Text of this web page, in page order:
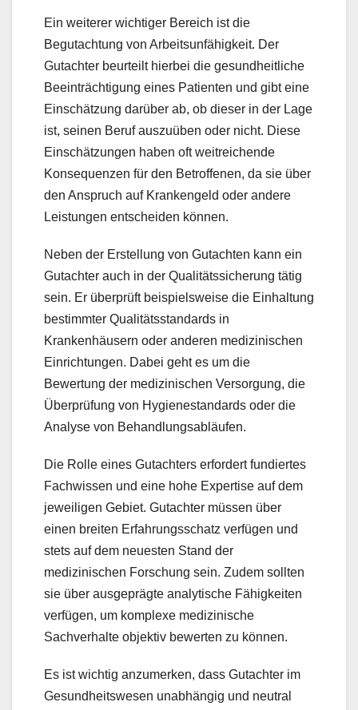
Ein weiterer wichtiger Bereich ist die
Begutachtung von Arbeitsunfähigkeit. Der
Gutachter beurteilt hierbei die gesundheitliche
Beeinträchtigung eines Patienten und gibt eine
Einschätzung darüber ab, ob dieser in der Lage
ist, seinen Beruf auszuüben oder nicht. Diese
Einschätzungen haben oft weitreichende
Konsequenzen für den Betroffenen, da sie über
den Anspruch auf Krankengeld oder andere
Leistungen entscheiden können.
Neben der Erstellung von Gutachten kann ein
Gutachter auch in der Qualitätssicherung tätig
sein. Er überprüft beispielsweise die Einhaltung
bestimmter Qualitätsstandards in
Krankenhäusern oder anderen medizinischen
Einrichtungen. Dabei geht es um die
Bewertung der medizinischen Versorgung, die
Überprüfung von Hygienestandards oder die
Analyse von Behandlungsabläufen.
Die Rolle eines Gutachters erfordert fundiertes
Fachwissen und eine hohe Expertise auf dem
jeweiligen Gebiet. Gutachter müssen über
einen breiten Erfahrungsschatz verfügen und
stets auf dem neuesten Stand der
medizinischen Forschung sein. Zudem sollten
sie über ausgeprägte analytische Fähigkeiten
verfügen, um komplexe medizinische
Sachverhalte objektiv bewerten zu können.
Es ist wichtig anzumerken, dass Gutachter im
Gesundheitswesen unabhängig und neutral